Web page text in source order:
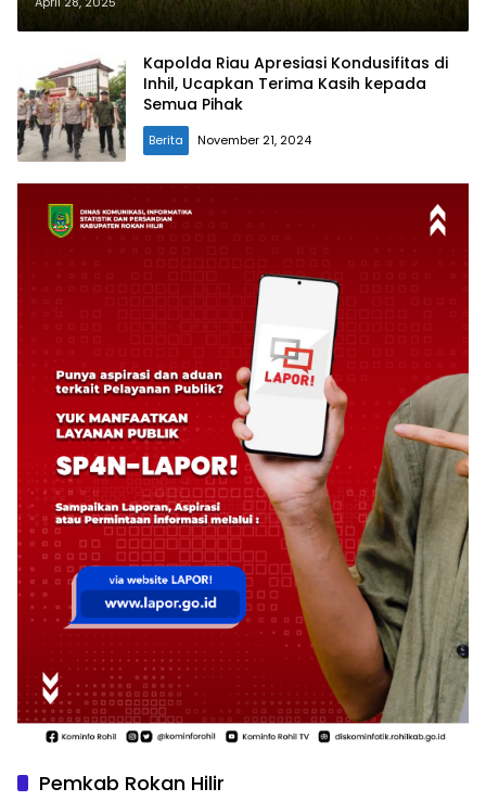
Jaya
Kapolda Riau Apresiasi Kondusifitas di
Inhil, Ucapkan Terima Kasih kepada
Semua Pihak
Berita November 21, 2024
Pemkab Rokan Hilir